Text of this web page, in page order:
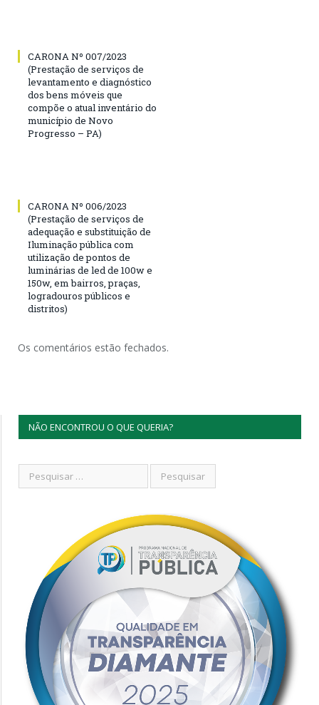
CARONA Nº 007/2023
(Prestação de serviços de
levantamento e diagnóstico
dos bens móveis que
compõe o atual inventário do
município de Novo
Progresso – PA)
CARONA Nº 006/2023
(Prestação de serviços de
adequação e substituição de
Iluminação pública com
utilização de pontos de
luminárias de led de 100w e
150w, em bairros, praças,
logradouros públicos e
distritos)
Os comentários estão fechados.
NÃO ENCONTROU O QUE QUERIA?